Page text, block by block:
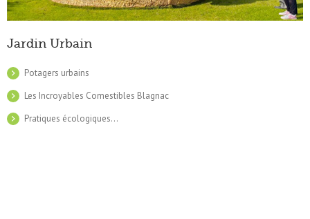
Jardin Urbain
Potagers urbains
Les Incroyables Comestibles Blagnac
Pratiques écologiques…